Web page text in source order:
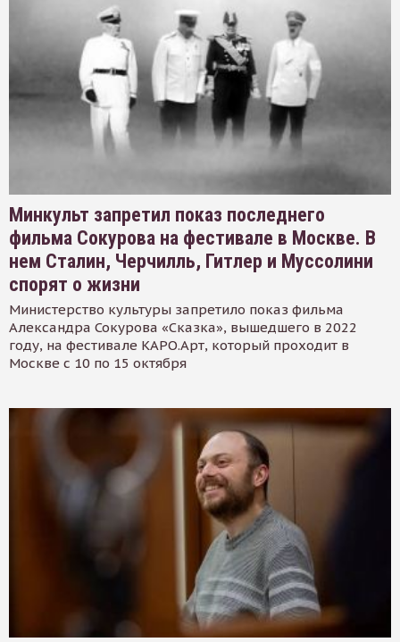
Минкульт запретил показ последнего
фильма Сокурова на фестивале в Москве. В
нем Сталин, Черчилль, Гитлер и Муссолини
спорят о жизни
Министерство культуры запретило показ фильма
Александра Сокурова «Сказка», вышедшего в 2022
году, на фестивале КАРО.Арт, который проходит в
Москве с 10 по 15 октября